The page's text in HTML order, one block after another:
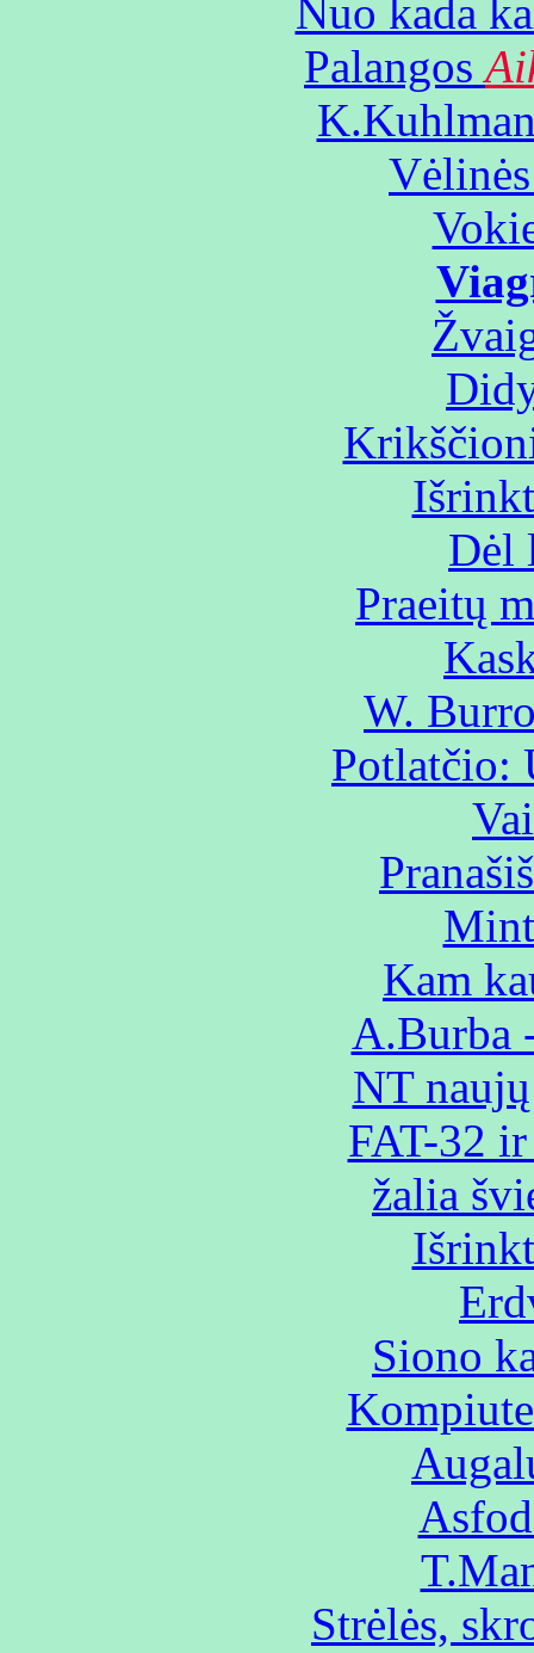
Nuo kada
Palangos
Dėl
Praeitų
W.
Potlatčio:
Kam
A.Burba
NT
FAT-32
žalia
Siono
Strėlės,